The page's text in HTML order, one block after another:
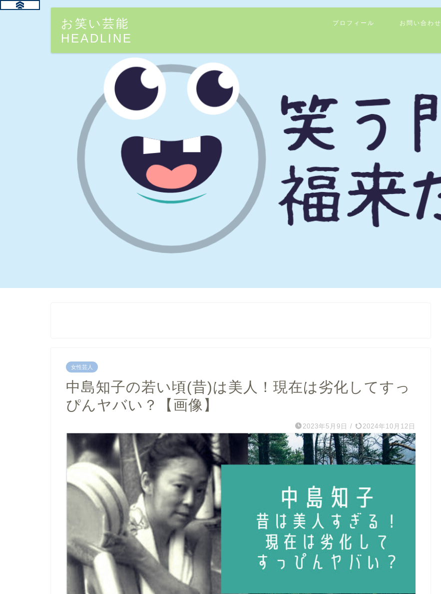
お笑い芸能
HEADLINE
プロフィール お問い合わせ
女性芸人
中島知子の若い頃(昔)は美人！現在は劣化してすっ
ぴんヤバい？【画像】
2023年5月9日 / 2024年10月12日